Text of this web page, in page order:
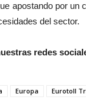
apostando por un
del sector.
redes
Europa Eurotoll